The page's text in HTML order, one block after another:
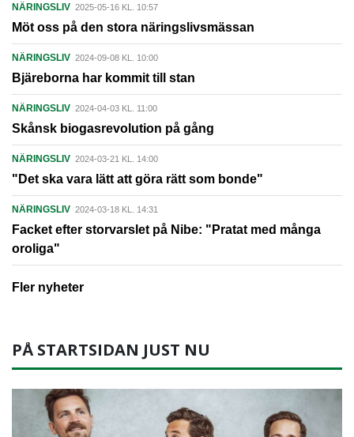
NÄRINGSLIV 2025-05-16 KL. 10:57
Möt oss på den stora näringslivsmässan
NÄRINGSLIV 2024-09-08 KL. 10:00
Bjäreborna har kommit till stan
NÄRINGSLIV 2024-04-03 KL. 11:00
Skånsk biogasrevolution på gång
NÄRINGSLIV 2024-03-21 KL. 14:00
"Det ska vara lätt att göra rätt som bonde"
NÄRINGSLIV 2024-03-18 KL. 14:31
Facket efter storvarslet på Nibe: "Pratat med många
oroliga"
Fler nyheter
PÅ STARTSIDAN JUST NU